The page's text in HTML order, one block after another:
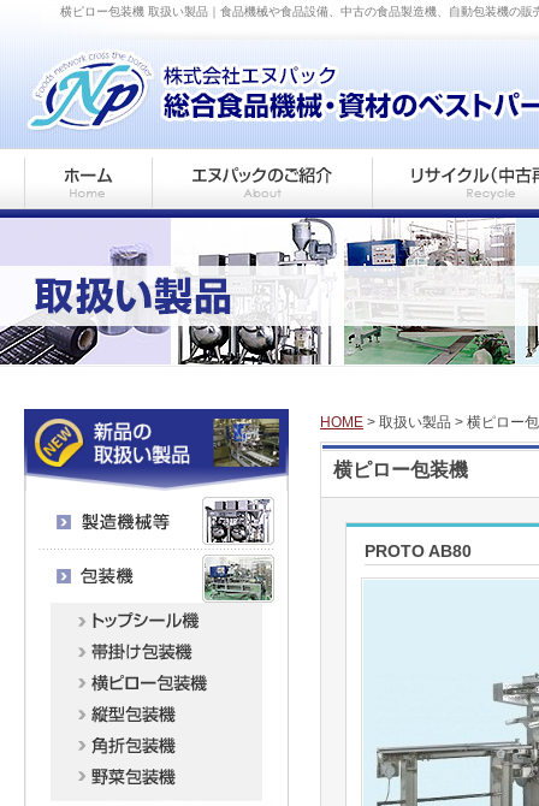
横ピロー包装機 取扱い製品｜食品機械や食品設備、中古の食品製造機、自動包装機の
HOME > 取扱い製品 > 横ピロー
横ピロー包装機
PROTO AB80